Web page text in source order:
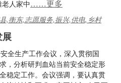
人家中……更多
,衡东,志愿服务,振兴,供电,乡村
展
全生产工作会议，深入贯彻国
，分析研判血站当前安全稳定形
稳定工作。会议强调，要认真贯